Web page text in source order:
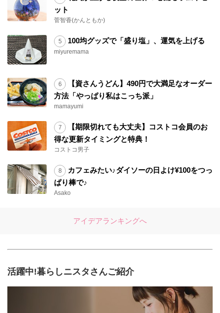
ット
菅智香(かんともか)
100均グッズで「盛り塩」、運気を上げる
miyuremama
【資さんうどん】490円で大満足なオーダー
方法「やっぱり私はこっち派」
mamayumi
【期限切れても大丈夫】コストコ会員のお
得な更新タイミングと特典！
コストコ男子
カフェみたい♪ダイソーの日よけ¥100をつっ
ぱり棒で♪
Asako
アイデアランキングへ
活躍中!暮らしニスタさんご紹介